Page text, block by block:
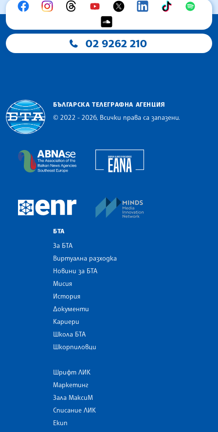
02 9262 210
БЪЛГАРСКА ТЕЛЕГРАФНА АГЕНЦИЯ
© 2022 - 2026, Всички права са запазени.
The Assocoation of the Balkan News Agencies
European Newsroom
БТА
За БТА
Виртуална разходка
Новини за БТА
Мисия
История
Документи
Кариери
Школа БТА
Шкорпиловци
Шрифт ЛИК
Маркетинг
Зала МаксиМ
Списание ЛИК
Екип